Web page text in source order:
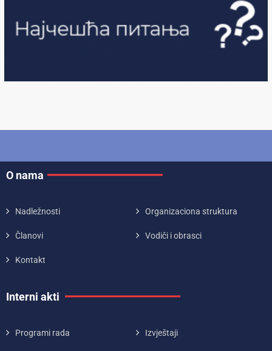
O nama
Nadležnosti Organizaciona struktura
Članovi Vodiči i obrasci
Kontakt
Interni akti
Programi rada Izvještaji